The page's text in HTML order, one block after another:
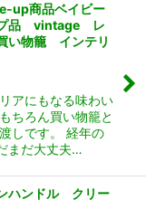
up商品ベイビー
プ品 vintage レ
い物籠 インテリ
アにもなる味わい
ちろん買い物籠と
しです。 経年の
まだ大丈夫…
ハンドル クリー